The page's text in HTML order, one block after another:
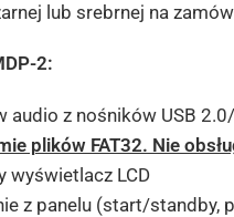
lub srebrnej na
2:
audio z nośników USB
plików FAT32. Nie
wyświetlacz LCD
z panelu (start/standby,